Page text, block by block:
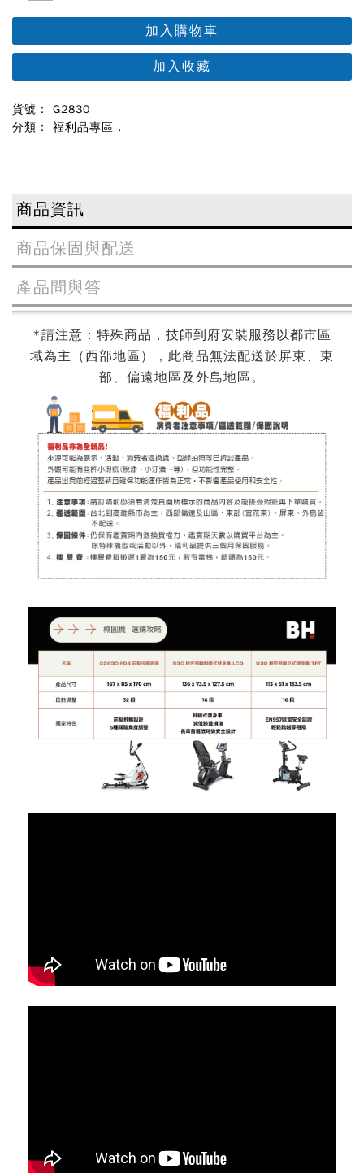
加入購物車
加入收藏
貨號： G2830
分類： 福利品專區 .
商品資訊
商品保固與配送
產品問與答
*請注意：特殊商品，技師到府安裝服務以都市區
域為主（西部地區）
，此商品無法配送於屏東、東
部、偏遠地區及外島地區。